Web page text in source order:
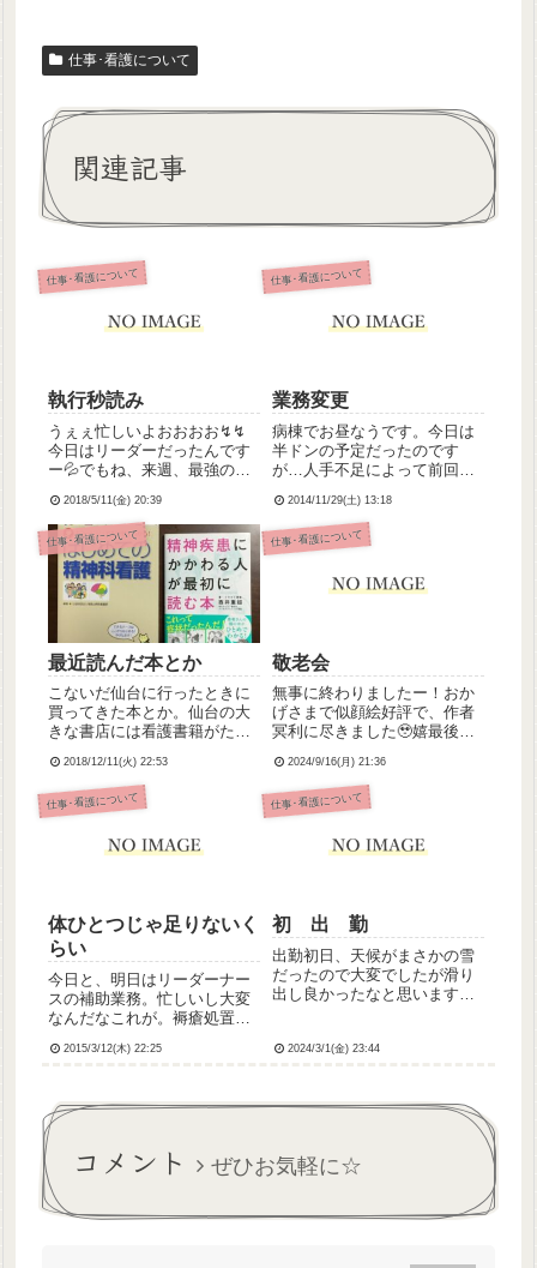
仕事･看護について
関連記事
仕事･看護について
執行秒読み
うぇぇ忙しいよおおおお↯↯
今日はリーダーだったんです
ー💦でもね、来週、最強の腐
行されに行く予定だから、そ
れを楽しみに頑張っているの
♪(*ฅ́˘ฅ̀*)(ちなみに枢木ちゃん
は既に5回ほど執行されている
強者)そのために...
2018/5/11(金) 20:39
仕事･看護について
業務変更
病棟でお昼なうです。今日は
半ドンの予定だったのです
が…人手不足によって前回同
た。日勤になったのは全然構
わないんですが…今日に限っ
て家族揃って行楽に出掛けや
2014/11/29(土) 13:18
仕事･看護について
最近読んだ本とか
こないだ仙台に行ったときに
買ってきた本とか。仙台の大
きな書店には看護書籍がたく
仙台に行くときには必ずチェ
ックするんです。精神看護に
携わって5年目になりますが、
で買いました。活字が苦手な
2018/12/11(火) 22:53
仕事･看護について
敬老会
無事に終わりましたー！おか
げさまで似顔絵好評で、作者
冥利に尽きました🥹嬉最後、
のみなさまの記念撮影が行わ
れたんだけど、わたしも似顔
絵の作者ということで写真に
縮です。理事長さんと専務さ
2024/9/16(月) 21:36
仕事･看護について
体ひとつじゃ足りないく
らい
今日と、明日はリーダーナー
スの補助業務。忙しいし大変
なんだなこれが。褥瘡処置の
グリセリン浣腸テンパる！(；
チ無くて作業効率悪い！(；
▽；)私的覚え書き。今後...
2015/3/12(木) 22:25
仕事･看護について
初 出 勤
出勤初日、天候がまさかの雪
だったので大変でしたが滑り
出し良かったなと思います。
りましたが、前の職場みたい
注意って感じだったのでなん
2024/3/1(金) 23:44
コメント ぜひお気軽に☆